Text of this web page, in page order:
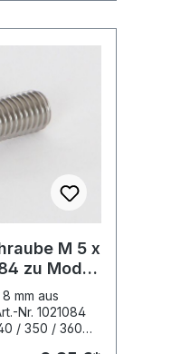
M 5 x
zu Mod.
360
mm aus
Nr. 1021084
/ 350 / 360